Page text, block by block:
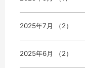
2025年7月 （2）
2025年6月 （2）